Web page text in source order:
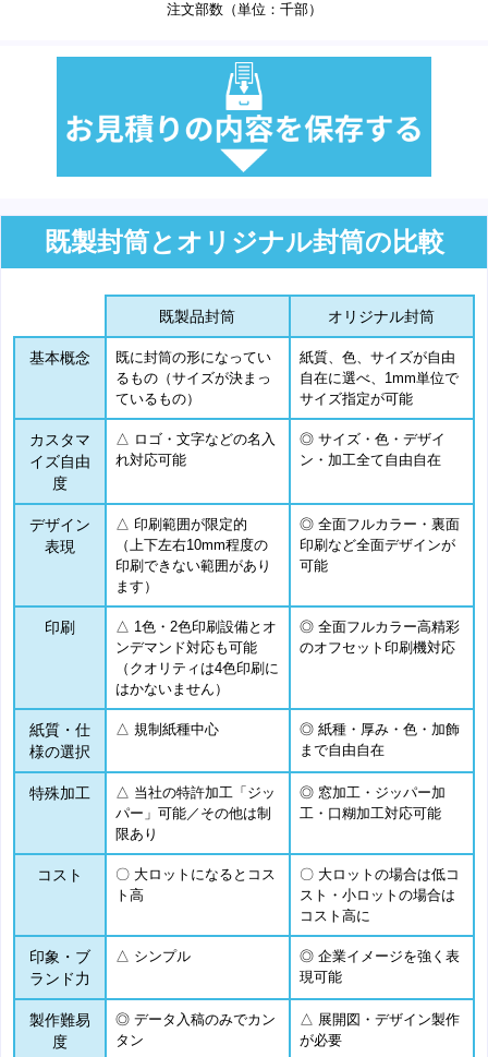
注文部数（単位：千部）
既製封筒とオリジナル封筒の比較
既製品封筒 オリジナル封筒
基本概念
既に封筒の形になってい
るもの（サイズが決まっ
ているもの）
紙質、色、サイズが自由
自在に選べ、1mm単位で
サイズ指定が可能
カスタマ
イズ自由
度
△ ロゴ・文字などの名入
れ対応可能
◎ サイズ・色・デザイ
ン・加工全て自由自在
デザイン
表現
△ 印刷範囲が限定的
（上下左右10mm程度の
印刷できない範囲があり
ます）
◎ 全面フルカラー・裏面
印刷など全面デザインが
可能
印刷
△ 1色・2色印刷設備とオ
ンデマンド対応も可能
（クオリティは4色印刷に
はかないません）
◎ 全面フルカラー高精彩
のオフセット印刷機対応
紙質・仕
様の選択
△ 規制紙種中心
◎ 紙種・厚み・色・加飾
まで自由自在
特殊加工
△ 当社の特許加工「ジッ
パー」可能／その他は制
限あり
◎ 窓加工・ジッパー加
工・口糊加工対応可能
コスト
〇 大ロットになるとコス
ト高
〇 大ロットの場合は低コ
スト・小ロットの場合は
コスト高に
印象・ブ
ランド力
△ シンプル
◎ 企業イメージを強く表
現可能
製作難易
度
◎ データ入稿のみでカン
タン
△ 展開図・デザイン製作
が必要